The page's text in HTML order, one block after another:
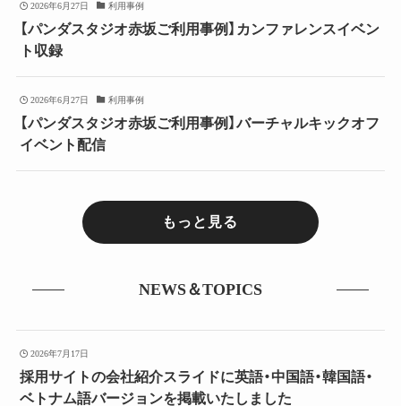
2026年6月27日 利用事例
【パンダスタジオ赤坂ご利用事例】カンファレンスイベン
ト収録
2026年6月27日 利用事例
【パンダスタジオ赤坂ご利用事例】バーチャルキックオフ
イベント配信
もっと見る
NEWS＆TOPICS
2026年7月17日
採用サイトの会社紹介スライドに英語・中国語・韓国語・
ベトナム語バージョンを掲載いたしました